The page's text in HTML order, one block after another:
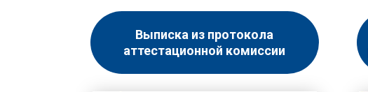
Выписка из протокола
аттестационной комиссии